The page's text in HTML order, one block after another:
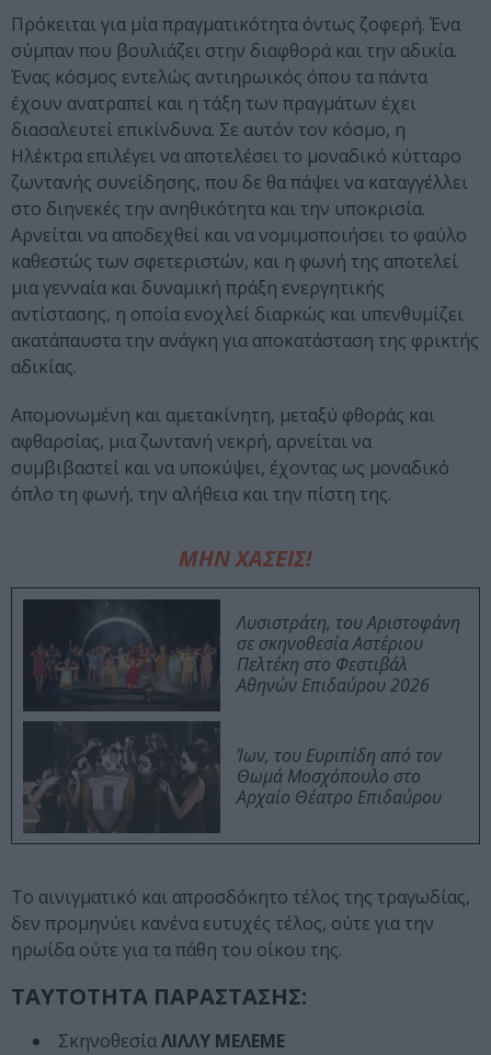
Πρόκειται για μία πραγματικότητα όντως ζοφερή. Ένα
σύμπαν που βουλιάζει στην διαφθορά και την αδικία.
Ένας κόσμος εντελώς αντιηρωικός όπου τα πάντα
έχουν ανατραπεί και η τάξη των πραγμάτων έχει
διασαλευτεί επικίνδυνα. Σε αυτόν τον κόσμο, η
Ηλέκτρα επιλέγει να αποτελέσει το μοναδικό κύτταρο
ζωντανής συνείδησης, που δε θα πάψει να καταγγέλλει
στο διηνεκές την ανηθικότητα και την υποκρισία.
Αρνείται να αποδεχθεί και να νομιμοποιήσει το φαύλο
καθεστώς των σφετεριστών, και η φωνή της αποτελεί
μια γενναία και δυναμική πράξη ενεργητικής
αντίστασης, η οποία ενοχλεί διαρκώς και υπενθυμίζει
ακατάπαυστα την ανάγκη για αποκατάσταση της φρικτής
αδικίας.
Απομονωμένη και αμετακίνητη, μεταξύ φθοράς και
αφθαρσίας, μια ζωντανή νεκρή, αρνείται να
συμβιβαστεί και να υποκύψει, έχοντας ως μοναδικό
όπλο τη φωνή, την αλήθεια και την πίστη της.
ΜΗΝ ΧΑΣΕΙΣ!
Λυσιστράτη, του Αριστοφάνη
σε σκηνοθεσία Αστέριου
Πελτέκη στο Φεστιβάλ
Αθηνών Επιδαύρου 2026
Ίων, του Ευριπίδη από τον
Θωμά Μοσχόπουλο στο
Αρχαίο Θέατρο Επιδαύρου
Το αινιγματικό και απροσδόκητο τέλος της τραγωδίας,
δεν προμηνύει κανένα ευτυχές τέλος, ούτε για την
ηρωίδα ούτε για τα πάθη του οίκου της.
ΤΑΥΤΟΤΗΤΑ ΠΑΡΑΣΤΑΣΗΣ:
ΣκηνοθεσίαΛΙΛΛΥ ΜΕΛΕΜΕ